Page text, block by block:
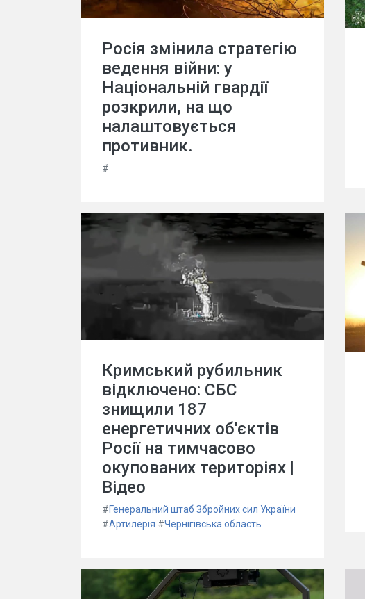
Росія змінила стратегію
ведення війни: у
Національній гвардії
розкрили, на що
налаштовується
противник.
#
Кримський рубильник
відключено: СБС
знищили 187
енергетичних об'єктів
Росії на тимчасово
окупованих територіях |
Відео
#Генеральний штаб Збройних сил України
#Артилерія #Чернігівська область